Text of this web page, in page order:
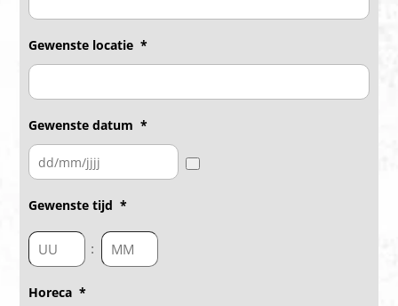
Gewenste locatie *
Gewenste datum *
Gewenste tijd *
:
Horeca *